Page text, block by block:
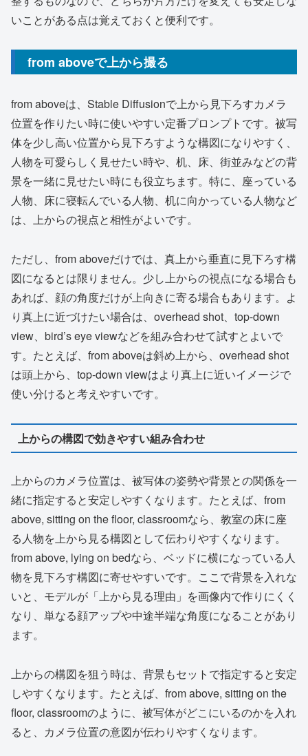
いことがある点は覚えておくと便利です。
from aboveで上から撮る
from aboveは、Stable Diffusionで上から見下ろすカメラ
位置を作りたい時に使いやすい定番プロンプトです。被写
体を少し高い位置から見下ろすような構図になりやすく、
人物を可愛らしく見せたい時や、机、床、街並みなどの背
景を一緒に見せたい時にも役立ちます。特に、座っている
人物、床に寝転んでいる人物、机に向かっている人物など
は、上からの視点と相性がよいです。
ただし、from aboveだけでは、真上から垂直に見下ろす構
図になるとは限りません。少し上からの視点になる場合も
あれば、顔の角度だけが上向きに寄る場合もあります。よ
り真上に近づけたい場合は、overhead shot、top-down
view、bird’s eye viewなどを組み合わせて試すとよいで
す。たとえば、from aboveは斜め上から、overhead shot
は頭上から、top-down viewはより真上に近いイメージで
使い分けると考えやすいです。
上からの構図で効きやすい組み合わせ
上からのカメラ位置は、被写体の姿勢や背景との関係を一
緒に指定すると安定しやすくなります。たとえば、from
above, sitting on the floor, classroomなら、教室の床に座
る人物を上から見る構図として伝わりやすくなります。
from above, lying on bedなら、ベッドに横になっている人
物を見下ろす構図に寄せやすいです。ここで背景を入れな
いと、モデルが「上から見る理由」を画像内で作りにくく
なり、単なる顔アップや中途半端な角度になることがあり
ます。
上からの構図を狙う時は、背景もセットで指定すると安定
しやすくなります。たとえば、from above, sitting on the
floor, classroomのように、被写体がどこにいるのかを入れ
ると、カメラ位置の意図が伝わりやすくなります。